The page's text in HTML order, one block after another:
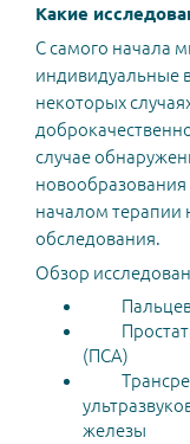
Какие
С самого начала
индивидуальные
некоторых
случае
началом
обследования.
Обзор
(ПСА)
железы